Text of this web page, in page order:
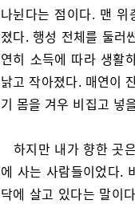
나뉜다는 점이다. 맨
졌다. 행성 전체를 둘러
연히 소득에 따라 생활
낡고 작아졌다. 매연이
기 몸을 겨우 비집고 넣
하지만 내가 향한 곳
에 사는 사람들이었다.
닥에 살고 있다는 말이